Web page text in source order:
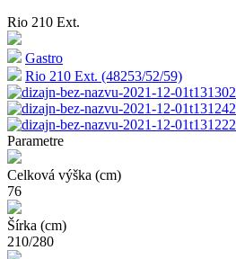
Rio 210 Ext.
Gastro
Rio 210 Ext. (48253/52/59)
Parametre
Celková výška (cm)
76
Šírka (cm)
210/280